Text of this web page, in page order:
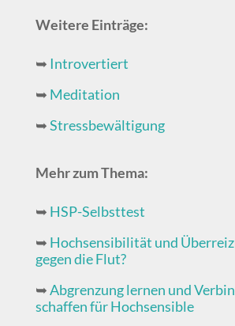
Weitere Einträge:
➥ Introvertiert
➥ Meditation
➥Stressbewältigung
Mehr zum Thema:
➥ HSP-Selbsttest
➥ Hochsensibilität und
gegen die Flut?
➥Abgrenzung lernen und
schaffen für Hochsensible